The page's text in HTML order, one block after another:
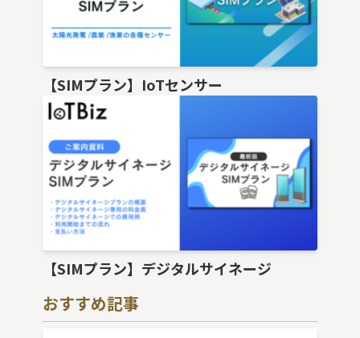
【SIMプラン】IoTセンサー
【SIMプラン】デジタルサイネージ
おすすめ記事